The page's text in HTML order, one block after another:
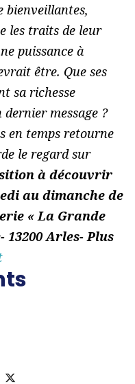
bienveillantes,
les traits de leur
puissance à
être. Que ses
sa richesse
message ?
en temps retourne
le regard sur
à découvrir
au dimanche de
« La Grande
13200 Arles- Plus